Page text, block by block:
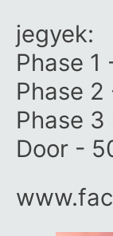
jegyek:
Phase 1
Phase
Phase
Door -